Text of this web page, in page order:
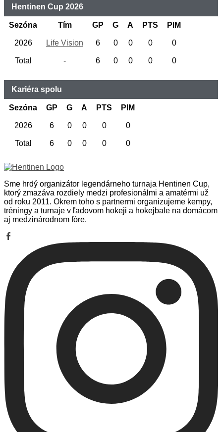
Hentinen Cup 2026
Sezóna Tím GP G A PTS PIM
2026 Life Vision 6 0 0 0 0
Total - 6 0 0 0 0
Kariéra spolu
Sezóna GP G A PTS PIM
2026 6 0 0 0 0
Total 6 0 0 0 0
Sme hrdý organizátor legendárneho turnaja Hentinen Cup,
ktorý zmazáva rozdiely medzi profesionálmi a amatérmi už
od roku 2011. Okrem toho s partnermi organizujeme kempy,
tréningy a turnaje v ľadovom hokeji a hokejbale na domácom
aj medzinárodnom fóre.